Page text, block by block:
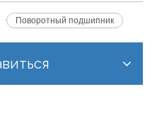
简体中文
Поворотный подшипник